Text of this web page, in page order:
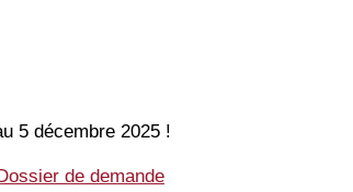
5 décembre 2025 !
de demande